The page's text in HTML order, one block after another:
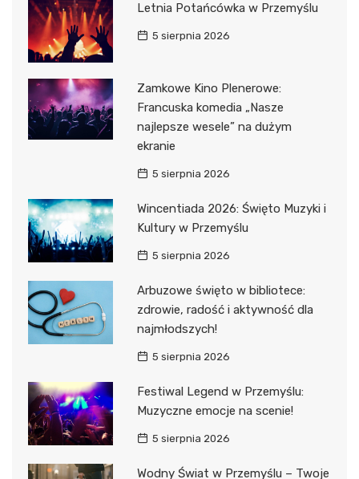
Letnia Potańcówka w Przemyślu
5 sierpnia 2026
Zamkowe Kino Plenerowe:
Francuska komedia „Nasze
najlepsze wesele” na dużym
ekranie
5 sierpnia 2026
Wincentiada 2026: Święto Muzyki i
Kultury w Przemyślu
5 sierpnia 2026
Arbuzowe święto w bibliotece:
zdrowie, radość i aktywność dla
najmłodszych!
5 sierpnia 2026
Festiwal Legend w Przemyślu:
Muzyczne emocje na scenie!
5 sierpnia 2026
Wodny Świat w Przemyślu – Twoje